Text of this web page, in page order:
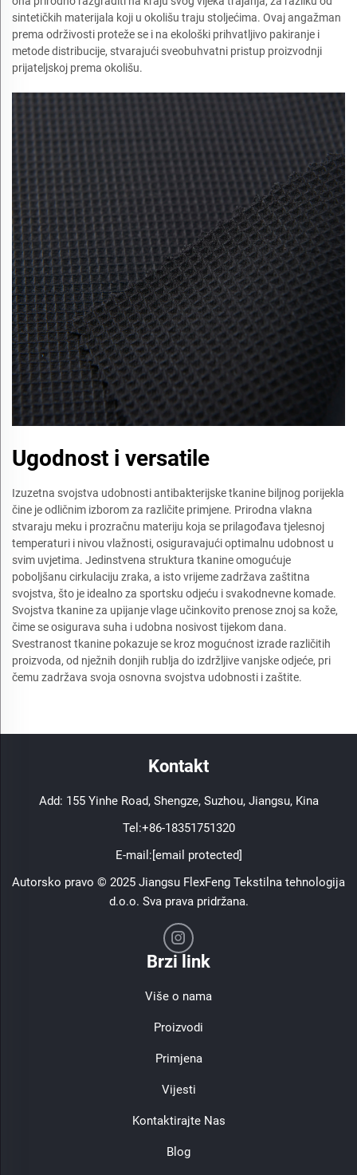
sintetičkih materijala koji u okolišu traju stoljećima. Ovaj angažman
prema održivosti proteže se i na ekološki prihvatljivo pakiranje i
metode distribucije, stvarajući sveobuhvatni pristup proizvodnji
prijateljskoj prema okolišu.
Ugodnost i versatile
Izuzetna svojstva udobnosti antibakterijske tkanine biljnog porijekla
čine je odličnim izborom za različite primjene. Prirodna vlakna
stvaraju meku i prozračnu materiju koja se prilagođava tjelesnoj
temperaturi i nivou vlažnosti, osiguravajući optimalnu udobnost u
svim uvjetima. Jedinstvena struktura tkanine omogućuje
poboljšanu cirkulaciju zraka, a isto vrijeme zadržava zaštitna
svojstva, što je idealno za sportsku odjeću i svakodnevne komade.
Svojstva tkanine za upijanje vlage učinkovito prenose znoj sa kože,
čime se osigurava suha i udobna nosivost tijekom dana.
Svestranost tkanine pokazuje se kroz mogućnost izrade različitih
proizvoda, od nježnih donjih rublja do izdržljive vanjske odjeće, pri
čemu zadržava svoja osnovna svojstva udobnosti i zaštite.
Kontakt
Add: 155 Yinhe Road, Shengze, Suzhou, Jiangsu, Kina
Tel:+86-18351751320
E-mail:[email protected]
Autorsko pravo © 2025 Jiangsu FlexFeng Tekstilna tehnologija
d.o.o. Sva prava pridržana.
Brzi link
Više o nama
Proizvodi
Primjena
Vijesti
Kontaktirajte Nas
Blog